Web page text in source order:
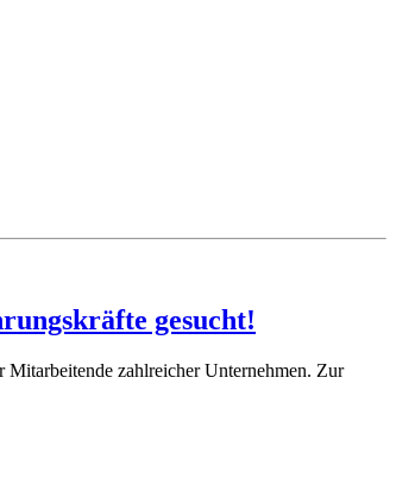
gesucht!
zahlreicher Unternehmen. Zur